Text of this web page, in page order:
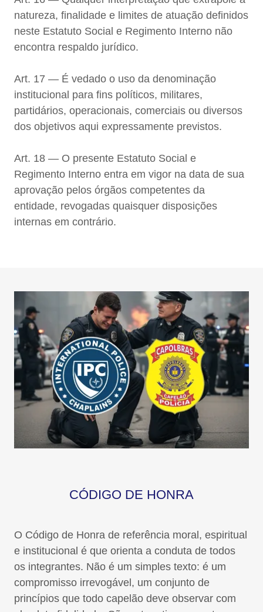
natureza, finalidade e limites de atuação definidos
neste Estatuto Social e Regimento Interno não
encontra respaldo jurídico.
Art. 17 — É vedado o uso da denominação
institucional para fins políticos, militares,
partidários, operacionais, comerciais ou diversos
dos objetivos aqui expressamente previstos.
Art. 18 — O presente Estatuto Social e
Regimento Interno entra em vigor na data de sua
aprovação pelos órgãos competentes da
entidade, revogadas quaisquer disposições
internas em contrário.
CÓDIGO DE HONRA
O Código de Honra de referência moral, espiritual
e institucional é que orienta a conduta de todos
os integrantes. Não é um simples texto: é um
compromisso irrevogável, um conjunto de
princípios que todo capelão deve observar com